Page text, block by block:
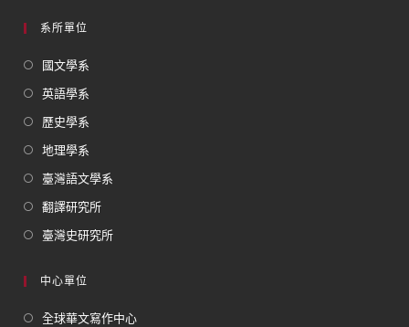
系所單位
國文學系
英語學系
歷史學系
地理學系
臺灣語文學系
翻譯研究所
臺灣史研究所
中心單位
全球華文寫作中心